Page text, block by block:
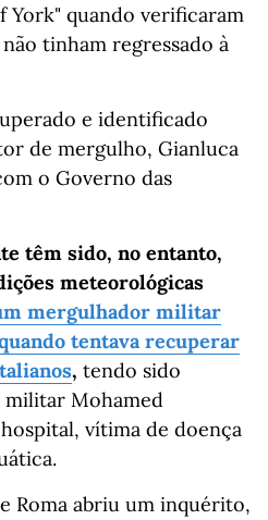
quando verificaram
tinham regressado à
e identificado
de mergulho, Gianluca
o Governo das
têm sido, no entanto,
meteorológicas
mergulhador militar
tentava recuperar
, tendo sido
militar Mohamed
vítima de doença
Roma abriu um inquérito,